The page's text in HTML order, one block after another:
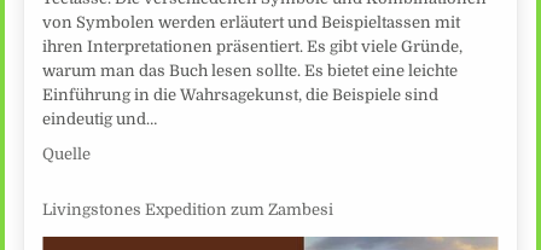
von Symbolen werden erläutert und Beispieltassen mit
ihren Interpretationen präsentiert. Es gibt viele Gründe,
warum man das Buch lesen sollte. Es bietet eine leichte
Einführung in die Wahrsagekunst, die Beispiele sind
eindeutig und…
Quelle
Livingstones Expedition zum Zambesi